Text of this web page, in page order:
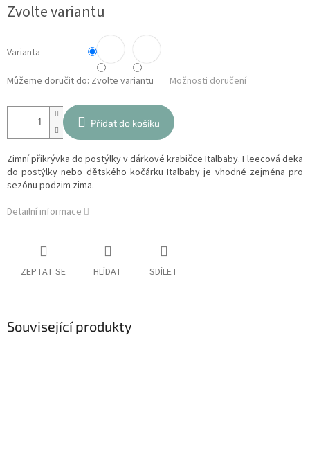
cena:
Zvolte variantu
Varianta
Můžeme doručit do: Zvolte variantu Možnosti doručení
Přidat do košíku
Zimní přikrývka do postýlky v dárkové krabičce Italbaby. Fleecová deka
do postýlky nebo dětského kočárku Italbaby je vhodné zejména pro
sezónu podzim zima.
Detailní informace
ZEPTAT SE HLÍDAT SDÍLET
Související produkty